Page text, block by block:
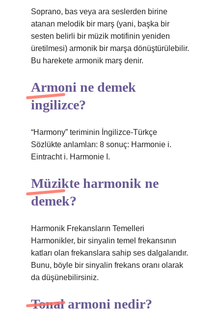
Soprano, bas veya ara seslerden birine
atanan melodik bir marş (yani, başka bir
sesten belirli bir müzik motifinin yeniden
üretilmesi) armonik bir marşa dönüştürülebilir.
Bu harekete armonik marş denir.
Armoni ne demek
ingilizce?
“Harmony” teriminin İngilizce-Türkçe
Sözlükte anlamları: 8 sonuç: Harmonie i.
Eintracht i. Harmonie I.
Müzikte harmonik ne
demek?
Harmonik Frekansların Temelleri
Harmonikler, bir sinyalin temel frekansının
katları olan frekanslara sahip ses dalgalarıdır.
Bunu, böyle bir sinyalin frekans oranı olarak
da düşünebilirsiniz.
Tonal armoni nedir?